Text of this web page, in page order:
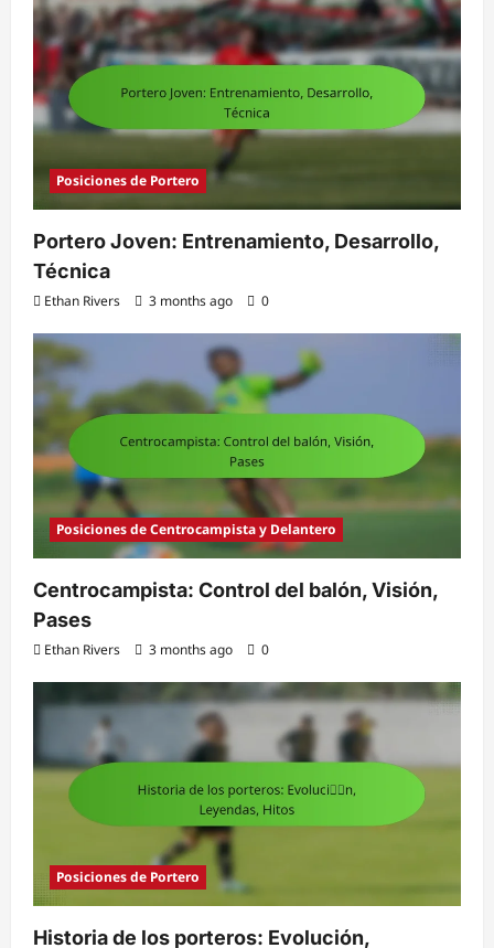
Posiciones de Portero
Portero Joven: Entrenamiento, Desarrollo,
Técnica
Ethan Rivers 3 months ago 0
Posiciones de Centrocampista y Delantero
Centrocampista: Control del balón, Visión,
Pases
Ethan Rivers 3 months ago 0
Posiciones de Portero
Historia de los porteros: Evolución,